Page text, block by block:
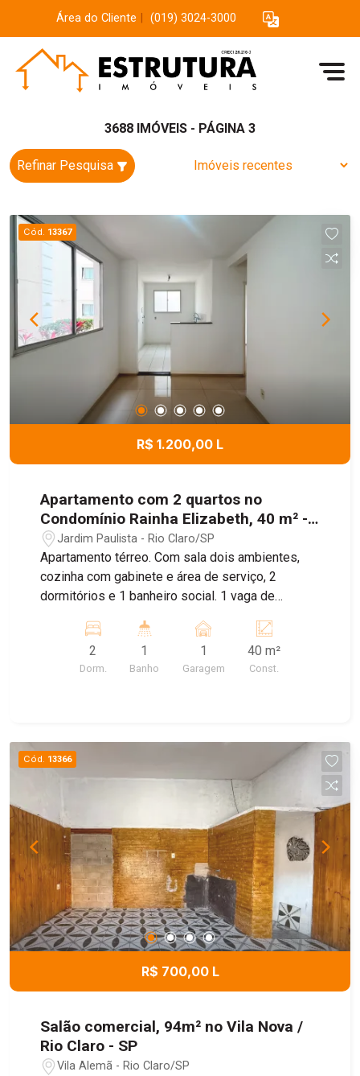
Área do Cliente (019) 3024-3000
3688 IMÓVEIS - PÁGINA 3
Refinar Pesquisa
Cód. 13367
R$ 1.200,00 L
Apartamento com 2 quartos no
Condomínio Rainha Elizabeth, 40 m² -
Jardim Paulista, Rio Claro/SP.
Jardim Paulista - Rio Claro/SP
Apartamento térreo. Com sala dois ambientes,
cozinha com gabinete e área de serviço, 2
dormitórios e 1 banheiro social. 1 vaga de
2
Dorm.
1
Banho
1
Garagem
40 m²
Const.
Cód. 13366
R$ 700,00 L
Salão comercial, 94m² no Vila Nova /
Rio Claro - SP
Vila Alemã - Rio Claro/SP